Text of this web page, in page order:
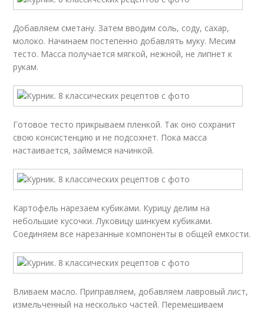
Добавляем сметану. Затем вводим соль, соду, сахар,
молоко. Начинаем постепенно добавлять муку. Месим
тесто. Масса получается мягкой, нежной, не липнет к
рукам.
Готовое тесто прикрываем пленкой. Так оно сохранит
свою консистенцию и не подсохнет. Пока масса
настаивается, займемся начинкой.
Картофель нарезаем кубиками. Курицу делим на
небольшие кусочки. Луковицу шинкуем кубиками.
Соединяем все нарезанные компоненты в общей емкости.
Вливаем масло. Приправляем, добавляем лавровый лист,
измельченный на несколько частей. Перемешиваем